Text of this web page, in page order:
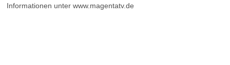
Informationen unter www.magentatv.de